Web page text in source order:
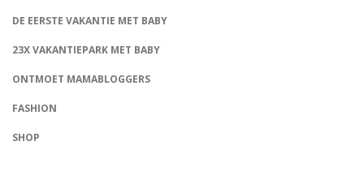
DE EERSTE VAKANTIE MET BABY
23X VAKANTIEPARK MET BABY
ONTMOET MAMABLOGGERS
FASHION
SHOP